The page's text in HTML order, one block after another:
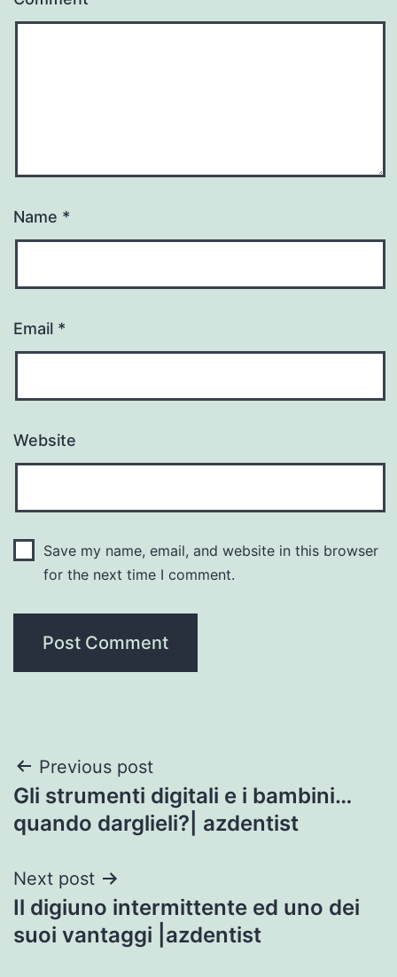
Name *
Email *
Website
Save my name, email, and website in this browser
for the next time I comment.
Post
navigation
Previous post
Gli strumenti digitali e i bambini…
quando darglieli?| azdentist
Next post
Il digiuno intermittente ed uno dei
suoi vantaggi |azdentist